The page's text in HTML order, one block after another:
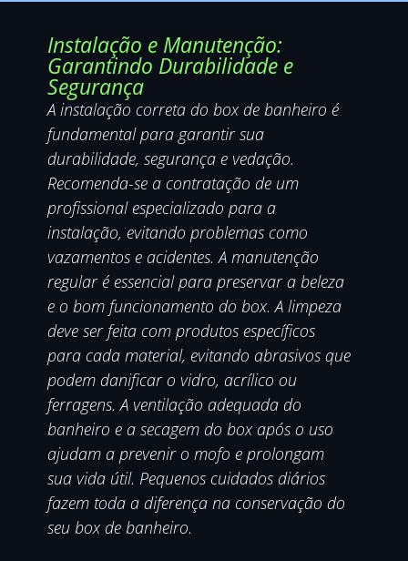
Instalação e Manutenção:
Garantindo Durabilidade e
Segurança
A instalação correta do box de banheiro é
fundamental para garantir sua
durabilidade, segurança e vedação.
Recomenda-se a contratação de um
profissional especializado para a
instalação, evitando problemas como
vazamentos e acidentes. A manutenção
regular é essencial para preservar a beleza
e o bom funcionamento do box. A limpeza
deve ser feita com produtos específicos
para cada material, evitando abrasivos que
podem danificar o vidro, acrílico ou
ferragens. A ventilação adequada do
banheiro e a secagem do box após o uso
ajudam a prevenir o mofo e prolongam
sua vida útil. Pequenos cuidados diários
fazem toda a diferença na conservação do
seu box de banheiro.